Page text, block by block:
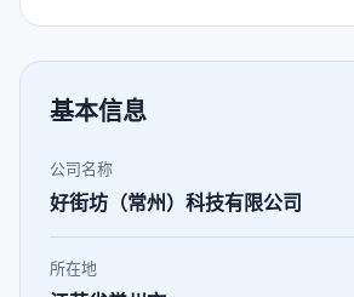
基本信息
公司名称
好街坊（常州）科技有限公司
所在地